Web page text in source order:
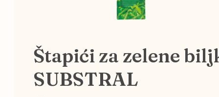
Štapići za zelene
SUBSTRAL